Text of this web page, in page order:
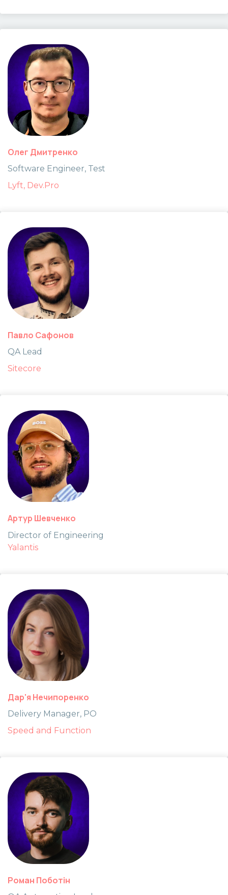
Олег Дмитренко
Software Engineer, Test
Lyft, Dev.Pro
Павло Сафонов
QA Lead
Sitecore
Артур Шевченко
Director of Engineering
Yalantis
Дар'я Нечипоренко
Delivery Manager, PO
Speed and Function
Роман Поботін